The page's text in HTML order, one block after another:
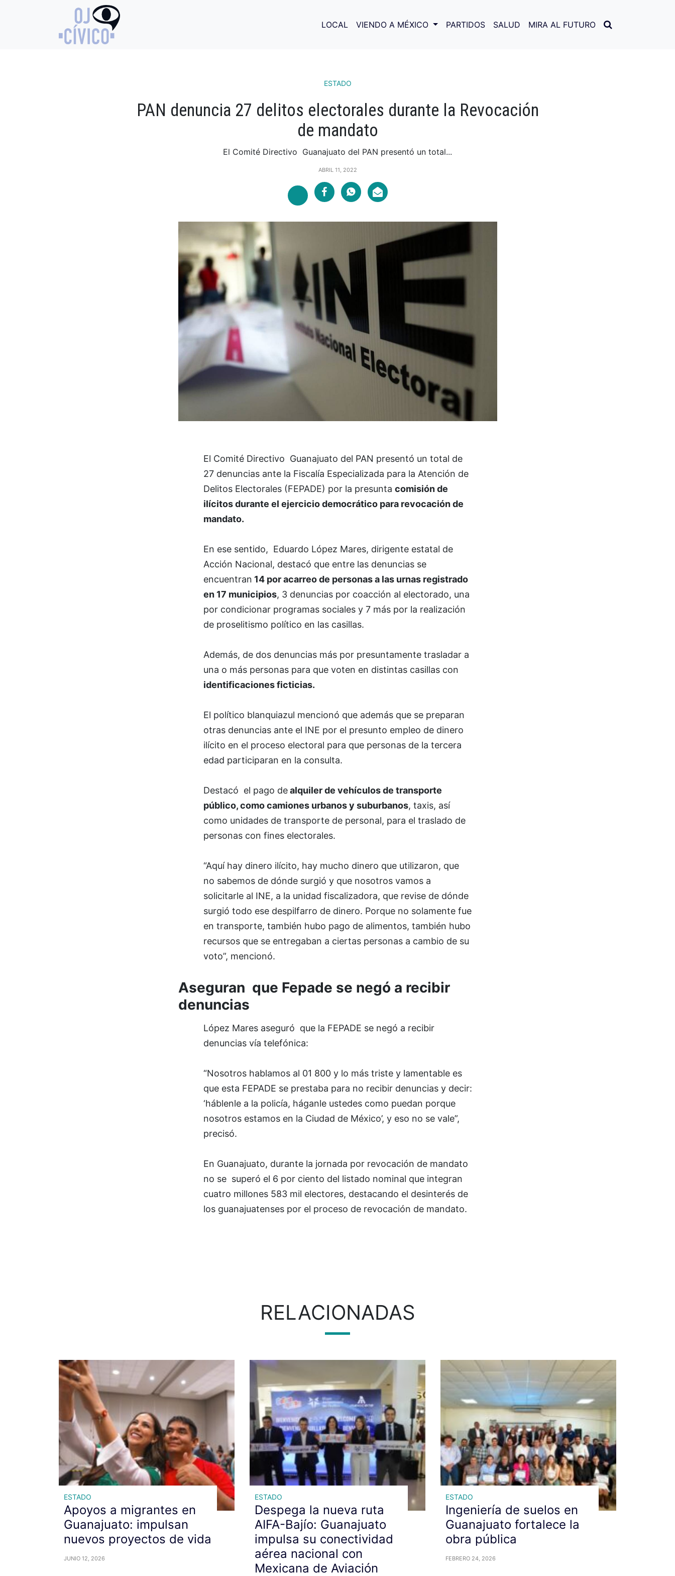
LOCAL VIENDO A MÉXICO PARTIDOS SALUD MIRA AL FUTURO
ESTADO
PAN denuncia 27 delitos electorales durante la Revocación
de mandato
El Comité Directivo Guanajuato del PAN presentó un total...
ABRIL 11, 2022
El Comité Directivo Guanajuato del PAN presentó un total de
27 denuncias ante la Fiscalía Especializada para la Atención de
Delitos Electorales (FEPADE) por la presunta comisión de
ilícitos durante el ejercicio democrático para revocación de
mandato.
En ese sentido, Eduardo López Mares, dirigente estatal de
Acción Nacional, destacó que entre las denuncias se
encuentran 14 por acarreo de personas a las urnas registrado
en 17 municipios, 3 denuncias por coacción al electorado, una
por condicionar programas sociales y 7 más por la realización
de proselitismo político en las casillas.
Además, de dos denuncias más por presuntamente trasladar a
una o más personas para que voten en distintas casillas con
identificaciones ficticias.
El político blanquiazul mencionó que además que se preparan
otras denuncias ante el INE por el presunto empleo de dinero
ilícito en el proceso electoral para que personas de la tercera
edad participaran en la consulta.
Destacó el pago dealquiler de vehículos de transporte
público, como camiones urbanos y suburbanos, taxis, así
como unidades de transporte de personal, para el traslado de
personas con fines electorales.
“Aquí hay dinero ilícito, hay mucho dinero que utilizaron, que
no sabemos de dónde surgió y que nosotros vamos a
solicitarle al INE, a la unidad fiscalizadora, que revise de dónde
surgió todo ese despilfarro de dinero. Porque no solamente fue
en transporte, también hubo pago de alimentos, también hubo
recursos que se entregaban a ciertas personas a cambio de su
voto”, mencionó.
Aseguran que Fepade se negó a recibir
denuncias
López Mares aseguró que la FEPADE se negó a recibir
denuncias vía telefónica:
“Nosotros hablamos al 01 800 y lo más triste y lamentable es
que esta FEPADE se prestaba para no recibir denuncias y decir:
‘háblenle a la policía, háganle ustedes como puedan porque
nosotros estamos en la Ciudad de México’, y eso no se vale”,
precisó.
En Guanajuato, durante la jornada por revocación de mandato
no se superó el 6 por ciento del listado nominal que integran
cuatro millones 583 mil electores, destacando el desinterés de
los guanajuatenses por el proceso de revocación de mandato.
RELACIONADAS
ESTADO
Apoyos a migrantes en
Guanajuato: impulsan
nuevos proyectos de vida
JUNIO 12, 2026
ESTADO
Despega la nueva ruta
AIFA-Bajío: Guanajuato
impulsa su conectividad
aérea nacional con
Mexicana de Aviación
ESTADO
Ingeniería de suelos en
Guanajuato fortalece la
obra pública
FEBRERO 24, 2026